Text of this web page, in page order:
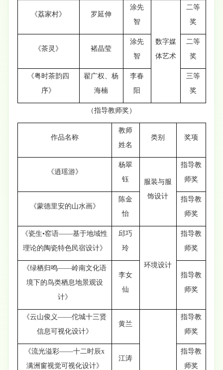
《荔家村》 罗延伸
涂先
智
数字媒
体艺术
二等
奖
《茶灵》 褚晶莹
涂先
智
二等
奖
《粤时茶韵四
序》
翟广权、杨
海楠
李春
阳
三等
奖
（指导教师奖）
作品名称
教师
姓名
类别 奖项
《逍瑶游》
杨翠
钰
服装与服
饰设计
指导教
师奖
《蒙德里安的山水画》
陈金
怡
指导教
师奖
《瓷生•窑语——基于地域性
理论的陶瓷特色民宿设计》
邱巧
玲
环境设计
指导教
师奖
《绿栖归鸣——岭南文化语
境下的鸟类栖息地景观设
计》
李女
仙
指导教
师奖
《云山俊义——佗城十三贤
信息可视化设计》
黄兰
指导教
师奖
《流光溢彩——十二时辰x
满洲窗视觉可视化设计》
江涛
指导教
师奖